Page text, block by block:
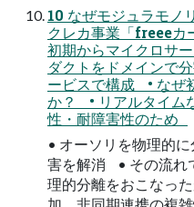
10 なぜモジュラモノ
クレカ事業「freee
初期からマイクロサ
ダクトをドメインで
ービスで構成 • なぜ
か？ • リアルタイム
性・耐障害性のため
• オーソリを物理的
害を解消 • その流れ
理的分離をおこなっ